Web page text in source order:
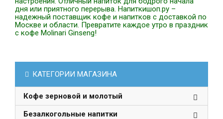
дня или приятного перерыва. Напиткишоп.ру –
надежный поставщик кофе и напитков с доставкой по
Москве и области. Превратите каждое утро в праздник
с кофе Molinari Ginseng!
КАТЕГОРИИ МАГАЗИНА
Кофе зерновой и молотый
Безалкогольные напитки